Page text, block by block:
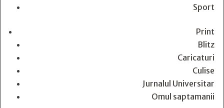
Sport
Print
Blitz
Caricaturi
Culise
Jurnalul Universitar
Omul saptamanii